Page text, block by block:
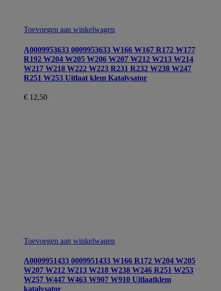
Toevoegen aan winkelwagen
A0009953633 0009953633 W166 W167 R172 W177
R192 W204 W205 W206 W207 W212 W213 W214
W217 W218 W222 W223 R231 R232 W238 W247
R251 W253 Uitlaat klem Katalysator
€ 12,50
Toevoegen aan winkelwagen
A0009951433 0009951433 W166 R172 W204 W205
W207 W212 W213 W218 W238 W246 R251 W253
W257 W447 W463 W907 W910 Uitlaatklem
katalysator